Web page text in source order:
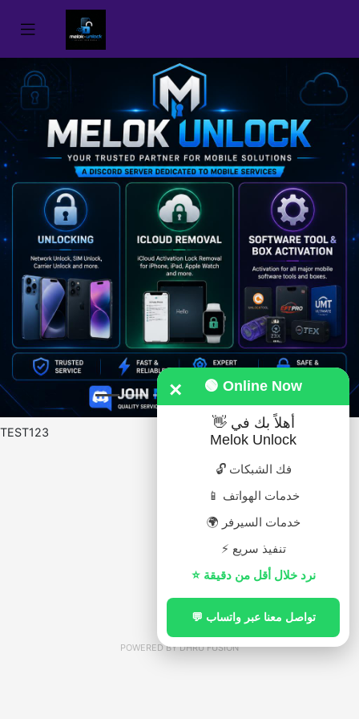
× 🟢 Online Now
👋 أهلاً بك في
Melok Unlock
🔓 فك الشبكات
📱 خدمات الهواتف
🌍 خدمات السيرفر
⚡ تنفيذ سريع
⭐ نرد خلال أقل من دقيقة
💬 تواصل معنا عبر واتساب
TEST123
POWERED BYDHRU FUSION